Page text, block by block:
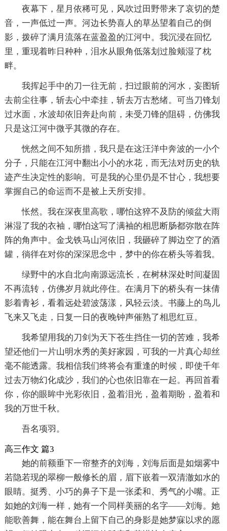
夜幕下，星月依稀可见，风吹过田野带来了哀切的楚
音，一声低过一声。河边长势喜人的草丛望着自己的倒
影，拨碎了满月流落在蓝盈盈的江河中。我沉浸在回忆
里，重现着昨日种种，泪水从眼角低落划过脸颊湿了枕
畔。
我挥起手中的刀一往无前，扫过眼前的河水，妄图斩
去前尘往事，斩去心中牵挂，斩去万古愁绪。可当刀锋划
过水面，水波却依旧奔赴向前，未受刀锋的阻碍，仿佛我
只是这江河中微乎其微的存在。
恍然之间不知所措，我只是在这汪洋中奔波的一小个
分子，只能在江河中翻出小小的水花，而无法对历史的轨
迹产生决定性的影响。可是我的心里仍是不甘心，我想要
掌握自己的命运而不是被上天所安排。
怅然。我在深夜里高歌，哪怕这猝不及防的倾盆大雨
淋湿了我的衣袖，哪怕这写了满袖的相思断肠都弥散在阵
阵的角声中。金戈铁马山河依旧，我砸碎了脚边空了的酒
罐，徜徉在对你的深深思念中，梦中的你在桥头等着我。
绿野中的水自北向南源远流长，在树林深处时间凝固
不再流转，仿佛岁月就此停住。在满月下的桥头有一抹倩
影着青衫，看着远处碧波荡漾，风轻云淡。书藤上的鸟儿
飞来又飞走，日复一日的夜晚钟声催熟了相思红豆。
我希望用我的刀剑为天下苍生挡住一切的苦难，我希
望还他们一片山明水秀的美好家园，可我的一片真心却丝
毫不能透露。我相信我们终将会有重逢的时候，即使千年
过去万物幻化成沙，我们的心也依旧靠在一起。再回首看
你，你的眼眸中光彩依旧，盈着泪光，盈着期盼，盈着和
我的万世千秋。
吾名项羽。
高三作文 篇3
她的前额垂下一帘整齐的刘海，刘海后面是如烟雾中
若隐若现的翠柳一般修长的眉，眉下嵌着一双清澈如水的
眼睛。挺秀、小巧的鼻子下是一张柔和、秀气的小嘴。正
如她的刘海一样，她有一个同样美丽的名字——刘海。她
能歌善舞，能在舞台上留下自己的身影是她梦寐以求的愿